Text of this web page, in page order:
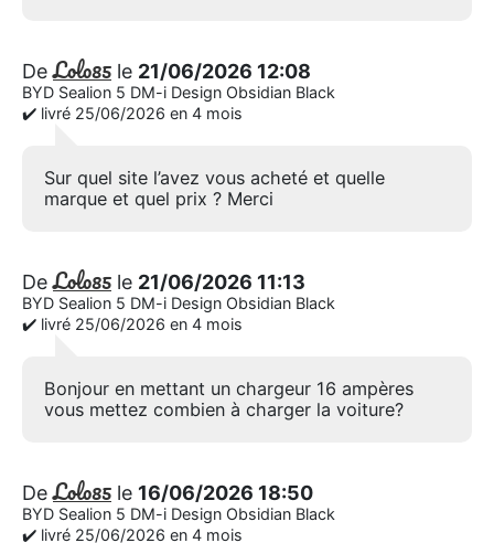
DeLolo85 le 21/06/2026 12:08
BYD Sealion 5 DM-i Design Obsidian Black
✔️ livré 25/06/2026 en 4 mois
Sur quel site l’avez vous acheté et quelle
marque et quel prix ? Merci
DeLolo85 le 21/06/2026 11:13
BYD Sealion 5 DM-i Design Obsidian Black
✔️ livré 25/06/2026 en 4 mois
Bonjour en mettant un chargeur 16 ampères
vous mettez combien à charger la voiture?
DeLolo85 le 16/06/2026 18:50
BYD Sealion 5 DM-i Design Obsidian Black
✔️ livré 25/06/2026 en 4 mois